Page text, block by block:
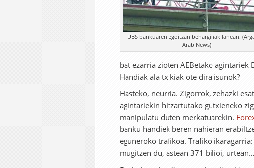
UBS bankuaren egoitzan beharginak lanean.
Arab News)
bat ezarria zioten AEBetako agintariek
Handiak ala txikiak ote dira isunok?
Hasteko, neurria. Zigorrok, zehazki
agintariekin hitzartutako gutxieneko
manipulatu duten merkatuarekin.
banku handiek beren nahieran
eguneroko trafikoa. Trafiko
mugitzen du, astean 371 bilioi, urtean…